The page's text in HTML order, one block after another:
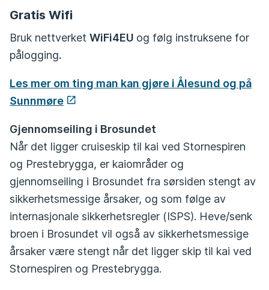
Gratis Wifi
Bruk nettverket WiFi4EU og følg instruksene for
pålogging.
Les mer om ting man kan gjøre i Ålesund og på
Sunnmøre
Gjennomseiling i Brosundet
Når det ligger cruiseskip til kai ved Stornespiren
og Prestebrygga, er kaiområder og
gjennomseiling i Brosundet fra sørsiden stengt av
sikkerhetsmessige årsaker, og som følge av
internasjonale sikkerhetsregler (ISPS). Heve/senk
broen i Brosundet vil også av sikkerhetsmessige
årsaker være stengt når det ligger skip til kai ved
Stornespiren og Prestebrygga.